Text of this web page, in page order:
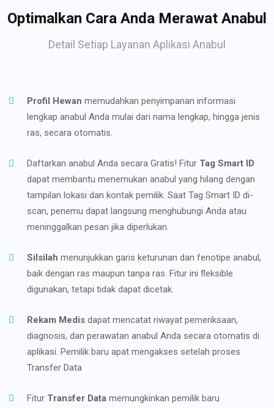
Optimalkan Cara Anda Merawat Anabul
Detail Setiap Layanan Aplikasi Anabul
Profil Hewan memudahkan penyimpanan informasi
lengkap anabul Anda mulai dari nama lengkap, hingga jenis
ras, secara otomatis.
Daftarkan anabul Anda secara Gratis! Fitur Tag Smart ID
dapat membantu menemukan anabul yang hilang dengan
tampilan lokasi dan kontak pemilik. Saat Tag Smart ID di-
scan, penemu dapat langsung menghubungi Anda atau
meninggalkan pesan jika diperlukan.
Silsilah menunjukkan garis keturunan dan fenotipe anabul,
baik dengan ras maupun tanpa ras. Fitur ini fleksible
digunakan, tetapi tidak dapat dicetak.
Rekam Medis dapat mencatat riwayat pemeriksaan,
diagnosis, dan perawatan anabul Anda secara otomatis di
aplikasi. Pemilik baru apat mengakses setelah proses
Transfer Data
Fitur Transfer Data memungkinkan pemilik baru